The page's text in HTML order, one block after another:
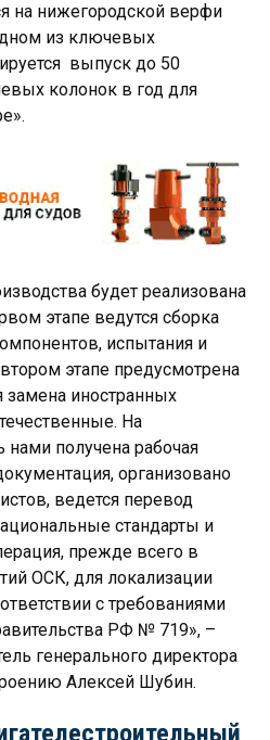
на нижегородской верфи
из ключевых
выпуск до 50
колонок в год для
будет реализована
этапе ведутся сборка
испытания и
этапе предусмотрена
замена иностранных
На
получена рабочая
организовано
ведется перевод
стандарты и
прежде всего в
ОСК, для локализации
с требованиями
РФ № 719», –
генерального директора
Алексей Шубин.